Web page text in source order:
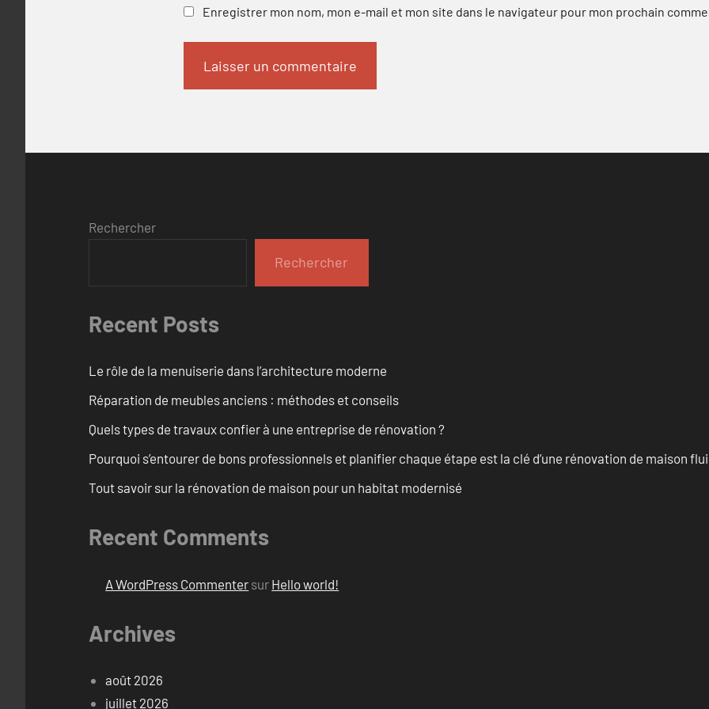
Enregistrer mon nom, mon e-mail et mon site dans le navigateur pour mon prochain
Rechercher
Rechercher
Recent Posts
Le rôle de la menuiserie dans l’architecture moderne
Réparation de meubles anciens : méthodes et conseils
Quels types de travaux confier à une entreprise de rénovation ?
Pourquoi s’entourer de bons professionnels et planifier chaque étape est la clé d’une rénovation de maison
Tout savoir sur la rénovation de maison pour un habitat modernisé
Recent Comments
A WordPress Commenter sur Hello world!
Archives
août 2026
juillet 2026